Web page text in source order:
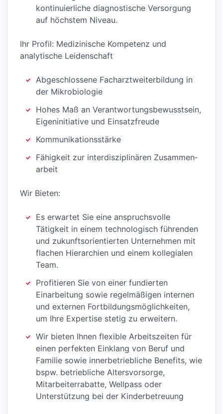
kontinuierliche diagnostische Versorgung
auf höchstem Niveau.
Ihr Profil: Medizinische Kompetenz und
analytische Leidenschaft
Abgeschlossene Fach­arzt­weiter­bildung in
der Mikro­biologie
Hohes Maß an Verantwortungs­bewusstsein,
Eigen­initiative und Einsatz­freude
Kommunikationsstärke
Fähigkeit zur interdisziplinären Zusammen­
arbeit
Wir Bieten:
Es erwartet Sie eine anspruchsvolle
Tätigkeit in einem technologisch führenden
und zukunftsorientierten Unternehmen mit
flachen Hierarchien und einem kollegialen
Team.
Profitieren Sie von einer fundierten
Einarbeitung sowie regelmäßigen internen
und externen Fortbildungsmöglichkeiten,
um Ihre Expertise stetig zu erweitern.
Wir bieten Ihnen flexible Arbeitszeiten für
einen perfekten Einklang von Beruf und
Familie sowie innerbetriebliche Benefits, wie
bspw. betriebliche Altersvorsorge,
Mitarbeiterrabatte, Wellpass oder
Unterstützung bei der Kinderbetreuung